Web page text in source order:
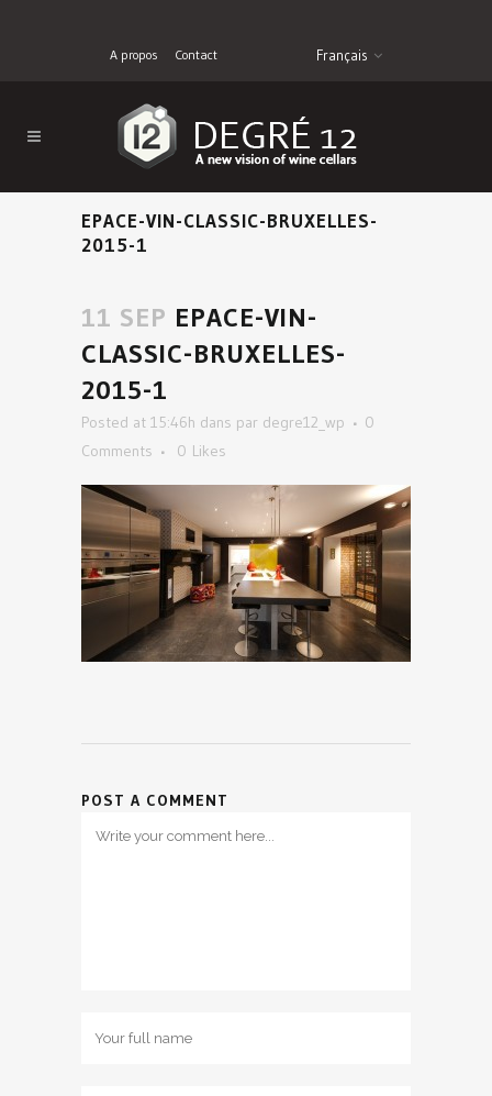
A propos Contact Français
EPACE-VIN-CLASSIC-BRUXELLES-
2015-1
11 SEP EPACE-VIN-
CLASSIC-BRUXELLES-
2015-1
Posted at 15:46h dans par degre12_wp
0
Comments
0 Likes
POST A COMMENT